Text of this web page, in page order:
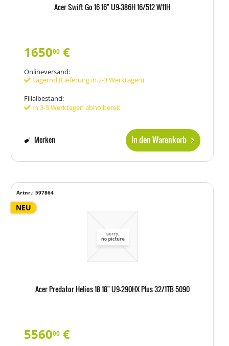
Acer Swift Go 16 16" U9-386H 16/512 W11H
165000 €
Onlineversand:
Lagernd (Lieferung in 2-3 Werktagen)
Filialbestand:
In 3-5 Werktagen abholbereit
In den Warenkorb
Merken
NEU
Acer Predator Helios 18 18" U9-290HX Plus 32/1TB 5090
Artnr.: 597864
556000 €